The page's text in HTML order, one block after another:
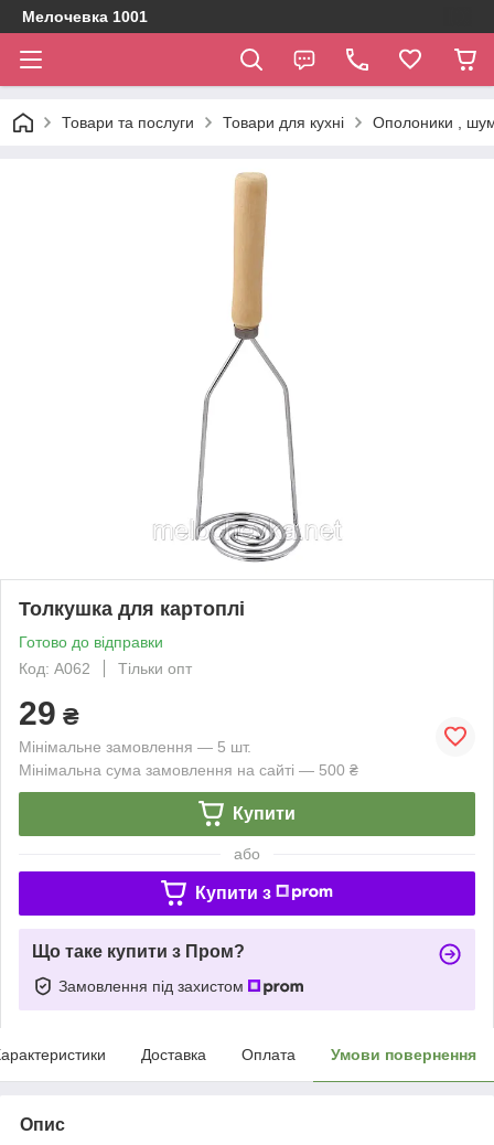
Мелочевка 1001
Товари та послуги Товари для кухні Ополоники ,
Толкушка для картоплі
Готово до відправки
Код: А062
Тільки опт
29 ₴
Мінімальне замовлення — 5 шт.
Мінімальна сума замовлення на сайті — 500 ₴
Купити
або
Купити з
Що таке купити з Пром?
Замовлення під захистом
Доставка Оплата Умови повернення
Опис